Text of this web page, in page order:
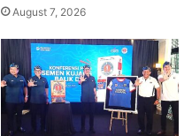
August 7, 2026